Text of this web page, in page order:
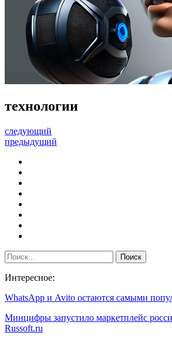
технологии
следующий
предыдущий
Интересное:
WhatsApp и Avito остаются самыми
Минцифры запустило маркетплейс
Russoft.ru